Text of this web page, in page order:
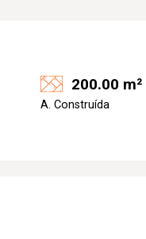
200.00 m²
A. Construída